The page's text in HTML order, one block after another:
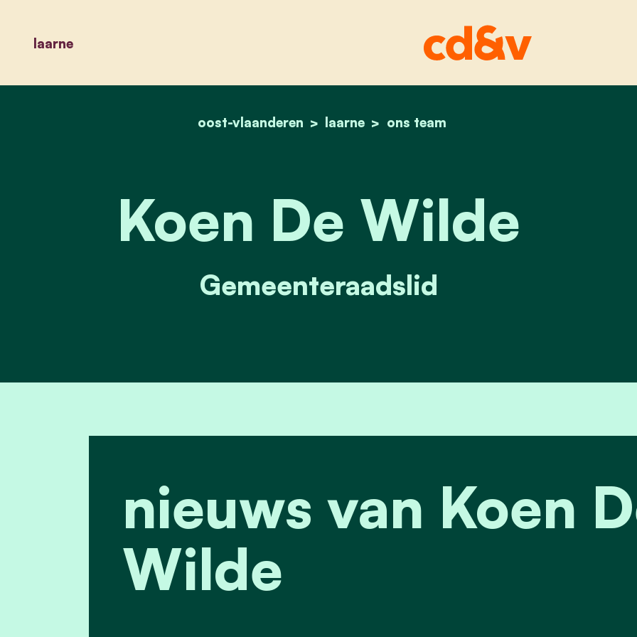
laarne
home
oost-vlaanderen laarne ons team
koen de wilde
Koen De Wilde
Gemeenteraadslid
nieuws van Koen
Wilde